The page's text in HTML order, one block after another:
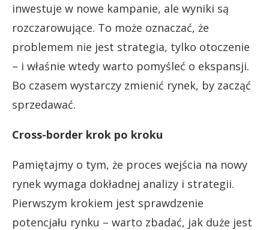
inwestuje w nowe kampanie, ale wyniki są
rozczarowujące. To może oznaczać, że
problemem nie jest strategia, tylko otoczenie
– i właśnie wtedy warto pomyśleć o ekspansji.
Bo czasem wystarczy zmienić rynek, by zacząć
sprzedawać.
Cross-border krok po kroku
Pamiętajmy o tym, że proces wejścia na nowy
rynek wymaga dokładnej analizy i strategii.
Pierwszym krokiem jest sprawdzenie
potencjału rynku – warto zbadać, jak duże jest